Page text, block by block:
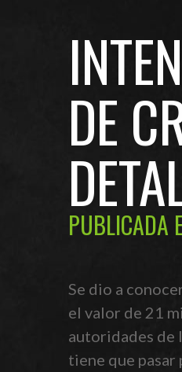
DE
PUBLICADA
Se dio a
el valor de 21
autoridades de
tiene que pasar